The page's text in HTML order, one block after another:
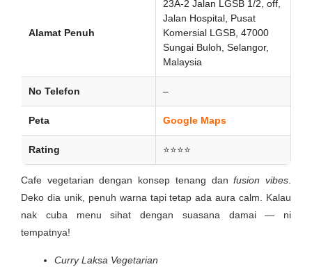
Alamat Penuh
23A-2 Jalan LGSB 1/2, off,
Jalan Hospital, Pusat
Komersial LGSB, 47000
Sungai Buloh, Selangor,
Malaysia
No Telefon –
Peta Google Maps
Rating ⭐⭐⭐⭐
Cafe vegetarian dengan konsep tenang danfusion vibes
Deko dia unik, penuh warna tapi tetap ada aura calm. Kalau
nak cuba menu sihat dengan suasana damai — ni
tempatnya!
Curry Laksa Vegetarian